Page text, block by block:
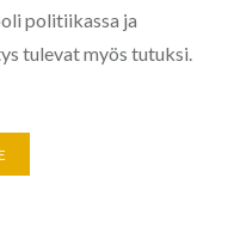
politiikassa ja
tulevat myös tutuksi.